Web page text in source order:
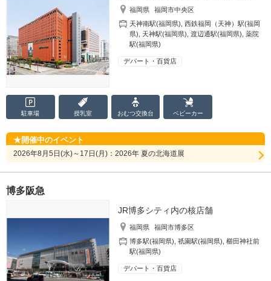
福岡県
福岡市中央区
天神南駅(福岡県) ,西鉄福岡（天神）駅(福岡
県)
天神駅(福岡県) ,渡辺通駅(福岡県) ,薬院
駅(福岡県)
デパート・百貨店
駐車場 授乳室 おむつ交換台 ベビーカー
開催中のイベント
2026年8月5日(水)～17日(月)：2026年 夏の北海道展
博多阪急
JR博多シティ内の核店舗
福岡県
福岡市博多区
博多駅(福岡県) ,祇園駅(福岡県) ,櫛田神社前
駅(福岡県)
デパート・百貨店